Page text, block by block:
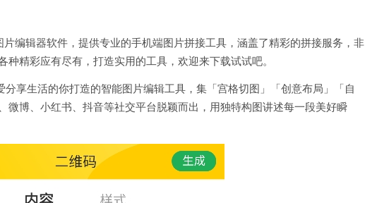
编辑器软件，提供专业的手机端图片拼接工具，涵盖了精彩的拼接服务，非
精彩应有尽有，打造实用的工具，欢迎来下载试试吧。
享生活的你打造的智能图片编辑工具，集「宫格切图」「创意布局」「自
微博、小红书、抖音等社交平台脱颖而出，用独特构图讲述每一段美好瞬